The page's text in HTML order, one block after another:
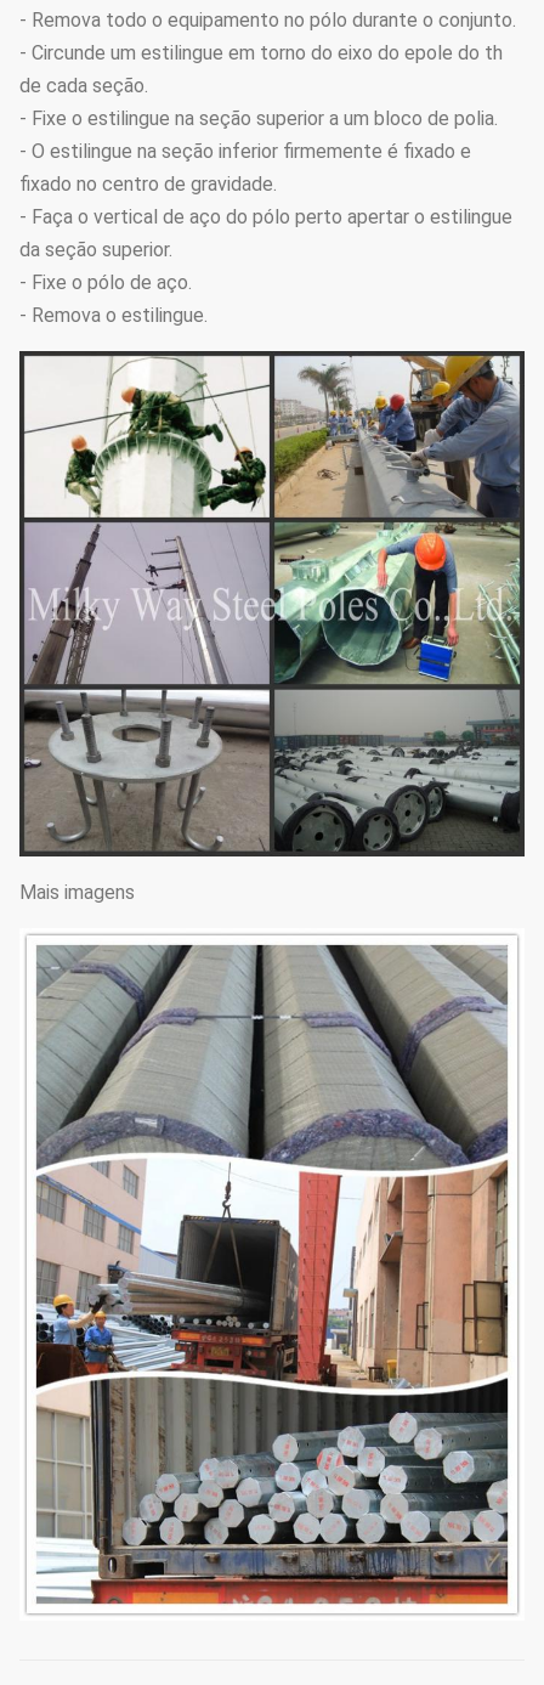
- Remova todo o equipamento no pólo durante o conjunto.
- Circunde um estilingue em torno do eixo do epole do th
de cada seção.
- Fixe o estilingue na seção superior a um bloco de polia.
- O estilingue na seção inferior firmemente é fixado e
fixado no centro de gravidade.
- Faça o vertical de aço do pólo perto apertar o estilingue
da seção superior.
- Fixe o pólo de aço.
- Remova o estilingue.
Mais imagens